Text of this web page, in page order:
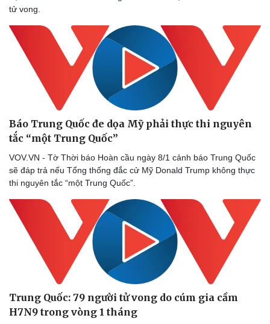
tử vong.
Báo Trung Quốc đe dọa Mỹ phải thực thi nguyên
tắc “một Trung Quốc”
VOV.VN - Tờ Thời báo Hoàn cầu ngày 8/1 cảnh báo Trung Quốc
sẽ đáp trả nếu Tổng thống đắc cử Mỹ Donald Trump không thực
thi nguyên tắc “một Trung Quốc”.
Trung Quốc: 79 người tử vong do cúm gia cầm
H7N9 trong vòng 1 tháng